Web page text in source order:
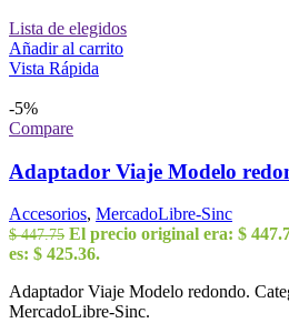
Lista de elegidos
Añadir al carrito
Vista Rápida
-5%
Compare
Adaptador Viaje Modelo
Accesorios, MercadoLibre-Sinc
$447.75 El precio original era: $
es: $ 425.36.
Adaptador Viaje Modelo redondo.
MercadoLibre-Sinc.